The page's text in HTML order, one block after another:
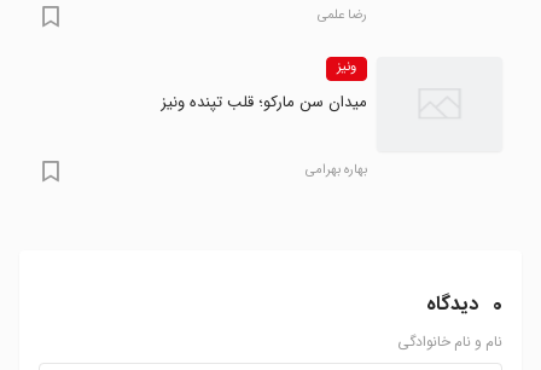
رضا علمی
ونیز
میدان سن مارکو؛ قلب تپنده ونیز
بهاره بهرامی
0 دیدگاه
نام و نام خانوادگی